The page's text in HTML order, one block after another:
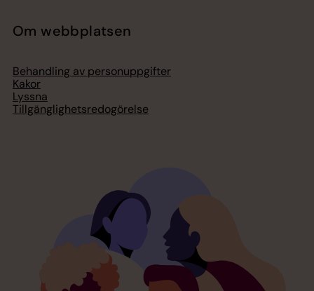
Om webbplatsen
Behandling av personuppgifter
Kakor
Lyssna
Tillgänglighetsredogörelse